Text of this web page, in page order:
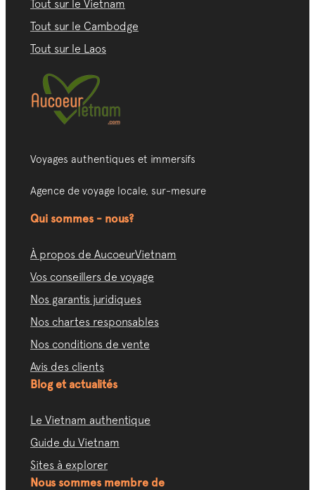
Tout sur le Vietnam
Tout sur le Cambodge
Tout sur le Laos
Voyages authentiques et immersifs
Agence de voyage locale, sur-mesure
Qui sommes - nous?
À propos de AucoeurVietnam
Vos conseillers de voyage
Nos garantis juridiques
Nos chartes responsables
Nos conditions de vente
Avis des clients
Blog et actualités
Le Vietnam authentique
Guide du Vietnam
Sites à explorer
Nous sommes membre de